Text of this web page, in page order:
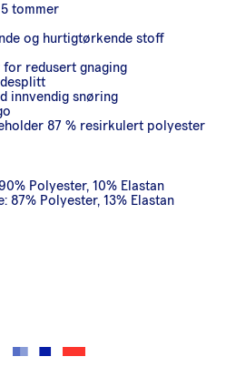
5 tommer
og hurtigtørkende stoff
redusert gnaging
innvendig snøring
87 % resirkulert polyester
Polyester, 10% Elastan
87% Polyester, 13% Elastan